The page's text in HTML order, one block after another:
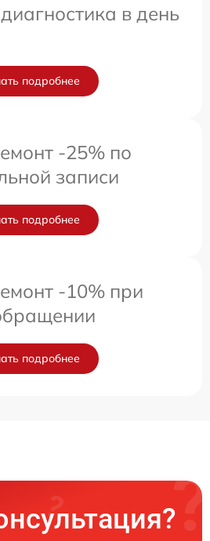
в день
подробнее
-25% по
записи
подробнее
-10% при
подробнее